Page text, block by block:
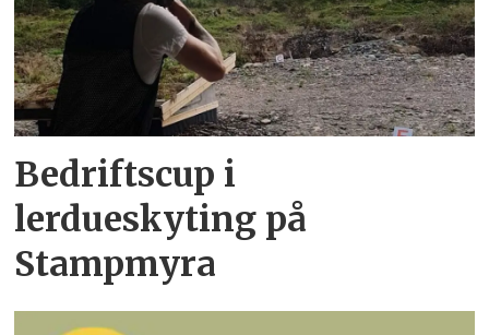
Bedriftscup i
lerdueskyting på
Stampmyra